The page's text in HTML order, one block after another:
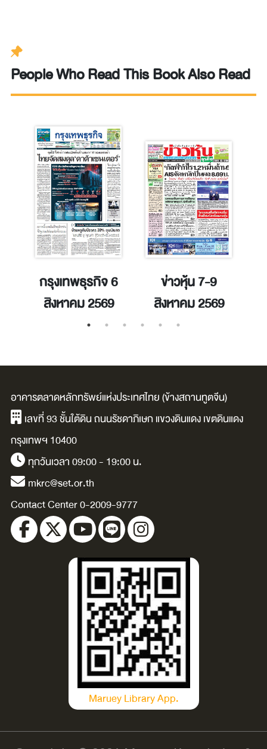
People Who Read This Book Also Read
กรุงเทพธุรกิจ 6
สิงหาคม 2569
ข่าวหุ้น 7-9
สิงหาคม 2569
อาคารตลาดหลักทรัพย์แห่งประเทศไทย (ข้างสถานทูตจีน)
เลขที่ 93 ชั้นใต้ดิน ถนนรัชดาภิเษก แขวงดินแดง เขตดินแดง
กรุงเทพฯ 10400
ทุกวันเวลา 09:00 - 19:00 น.
mkrc@set.or.th
Contact Center 0-2009-9777
Maruey Library App.